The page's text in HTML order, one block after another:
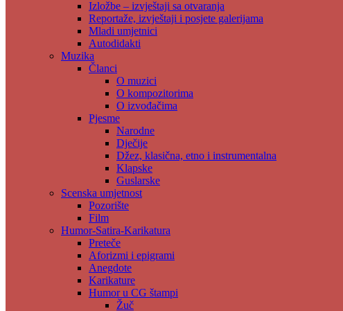
Izložbe – izvještaji sa otvaranja
Reportaže, izvještaji i posjete galerijama
Mladi umjetnici
Autodidakti
Muzika
Članci
O muzici
O kompozitorima
O izvođačima
Pjesme
Narodne
Dječije
Džez, klasična, etno i instrumentalna
Klapske
Guslarske
Scenska umjetnost
Pozorište
Film
Humor-Satira-Karikatura
Preteče
Aforizmi i epigrami
Anegdote
Karikature
Humor u CG štampi
Žuč